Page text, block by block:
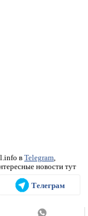
в Telegram,
новости тут
Телеграм